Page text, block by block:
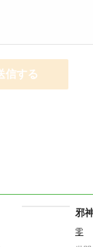
信する
邪
零